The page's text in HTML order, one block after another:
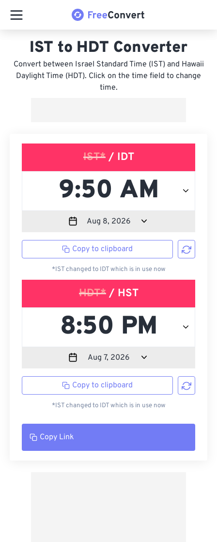
IST to HDT Converter
Convert between Israel Standard Time (IST) and Hawaii
Daylight Time (HDT). Click on the time field to change
time.
IST*/ IDT
Copy to clipboard
*IST changed to IDT which is in use now
HDT*/ HST
Copy to clipboard
*IST changed to IDT which is in use now
Copy Link